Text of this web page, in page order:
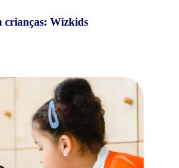
crianças: Wizkids